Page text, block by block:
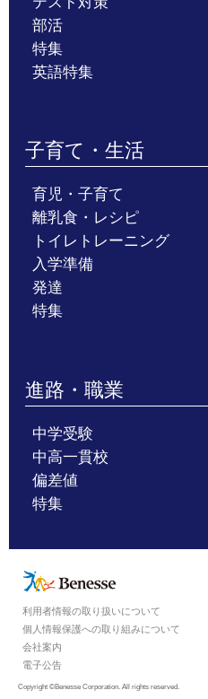
部活
特集
英語特集
子育て・生活
育児・子育て
離乳食・レシピ
トイレトレーニング
入学準備
発達
特集
進路・職業
中学受験
中高一貫校
偏差値
特集
Copyright ©Benesse Corporation. All rights reserved.
利用者情報の取り扱いについて
個人情報保護への取り組みについて
会社案内
電子公告